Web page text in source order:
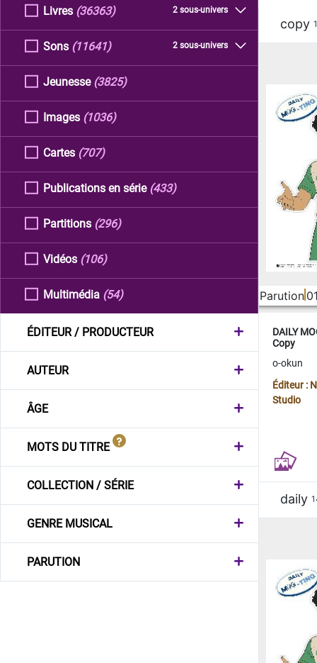
Livres 2 sous-univers
(36363)
Sons 2 sous-univers
(11641)
Jeunesse (3825)
Images (1036)
Cartes (707)
Publications en série (433)
Partitions (296)
Vidéos (106)
Multimédia (54)
ÉDITEUR / PRODUCTEUR
AUTEUR
ÂGE
MOTS DU TITRE
COLLECTION / SÉRIE
GENRE MUSICAL
PARUTION
copy
Parution
DAILY
Copy
o-okun
Éditeur :
Studio
daily